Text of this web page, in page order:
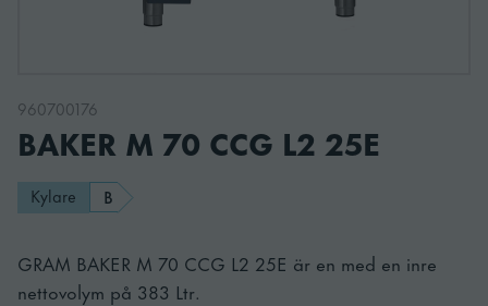
960700176
BAKER M 70 CCG L2 25E
Kylare B
GRAM BAKER M 70 CCG L2 25E är en med en inre
nettovolym på 383 Ltr.